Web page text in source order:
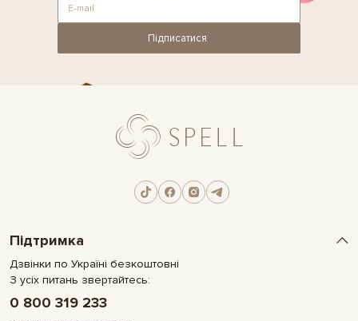
Підписатися
Підтримка
Дзвінки по Україні безкоштовні
З усіх питань звертайтесь:
0 800 319 233